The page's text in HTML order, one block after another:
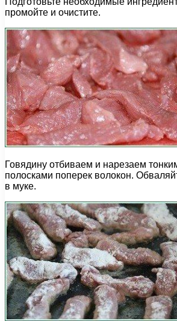
промойте и очистите.
Говядину отбиваем и нарезаем
полосками поперек волокон.
в муке.